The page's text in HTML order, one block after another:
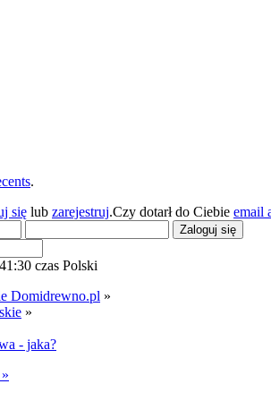
.
się lub zarejestruj.Czy dotarł do Ciebie email
czas Polski
Domidrewno.pl »
»
- jaka?